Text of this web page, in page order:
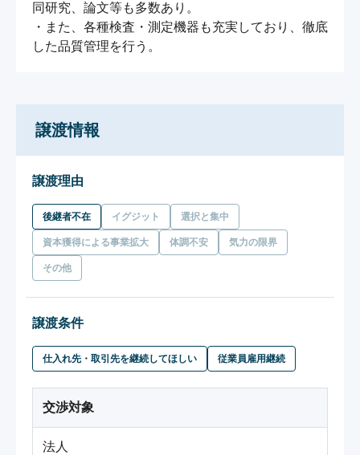
同研究、論文等も多数あり。
・また、各種検査・測定機器も充実しており、徹底
した品質管理を行う。
譲渡情報
譲渡理由
後継者不在 イグジット 選択と集中
資本獲得による事業拡大 体調不安 気力の限界
その他
譲渡条件
仕入れ先・取引先を継続してほしい 従業員雇用継続
交渉対象
法人